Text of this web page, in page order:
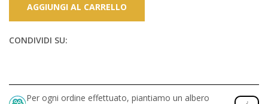
AGGIUNGI AL CARRELLO
CONDIVIDI SU:
Per ogni ordine effettuato, piantiamo un albero